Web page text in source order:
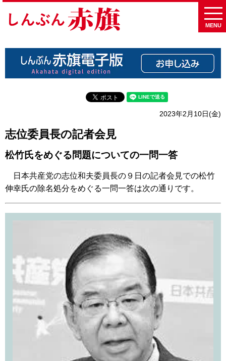
MENU
2023年2月10日(金)
志位委員長の記者会見
松竹氏をめぐる問題についての一問一答
日本共産党の志位和夫委員長の９日の記者会見での松竹
伸幸氏の除名処分をめぐる一問一答は次の通りです。